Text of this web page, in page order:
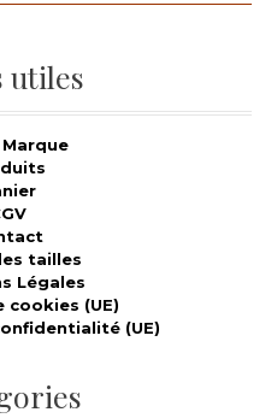
utiles
tailles
Légales
cookies (UE)
(UE)